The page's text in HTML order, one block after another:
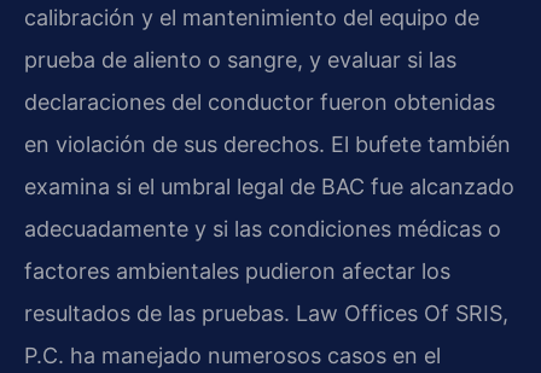
calibración y el mantenimiento del equipo de
prueba de aliento o sangre, y evaluar si las
declaraciones del conductor fueron obtenidas
en violación de sus derechos. El bufete también
examina si el umbral legal de BAC fue alcanzado
adecuadamente y si las condiciones médicas o
factores ambientales pudieron afectar los
resultados de las pruebas. Law Offices Of SRIS,
P.C. ha manejado numerosos casos en el